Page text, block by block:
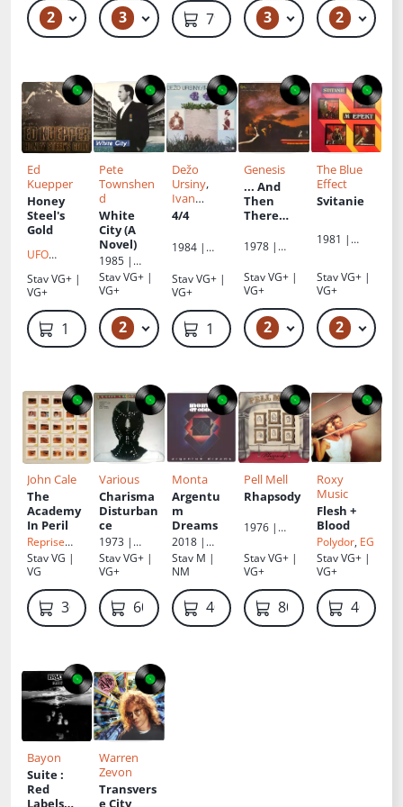
2 399 Kč 3 99 Kč – 199 Kč
799 Kč 3 399 Kč – 599 Kč
2
Ed
Kuepper
Honey
Steel's
Gold
UFO
StavVG+ |
VG+
1 500 Kč
Pete
Townshen
d
White
City (A
Novel)
1985 |
ATCO
Records
StavVG+ |
VG+
2 299 Kč – 399 Kč
Dežo
Ursiny,
Ivan
Štrpka
4/4
1984 |
StavVG+ |
VG+
1 000 Kč
Genesis
... And
Then
There
Three...
Gatefold
Vinyl
1978 |
StavVG+ |
VG+
2 399 Kč – 499 Kč
The Blue
Effect
Svitanie
1981 |
StavVG+ |
VG+
2
John Cale
The
Academy
In Peril
Reprise
Records
StavVG |
VG
300 Kč
Various
Charisma
Disturban
ce
1973 |
Charisma
StavVG+ |
VG+
600 Kč
Monta
Argentu
m
Dreams
2018 |
Orbis,
Kosmic City
Stav M |
NM
400 Kč
Pell Mell
Rhapsody
1976 |
StavVG+ |
VG+
800 Kč
Roxy
Music
Flesh +
Blood
Polydor, EG
StavVG+ |
VG+
400 Kč
Bayon
Suite:
Red
Labels
Warren
Zevon
Transvers
e City